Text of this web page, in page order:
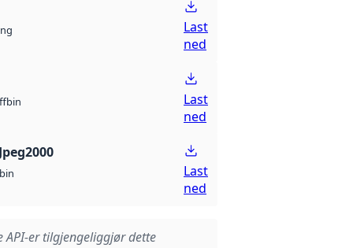
Last
ned
bin
Last
ned
bin
Last
ned
API-er tilgjengeliggjør dette